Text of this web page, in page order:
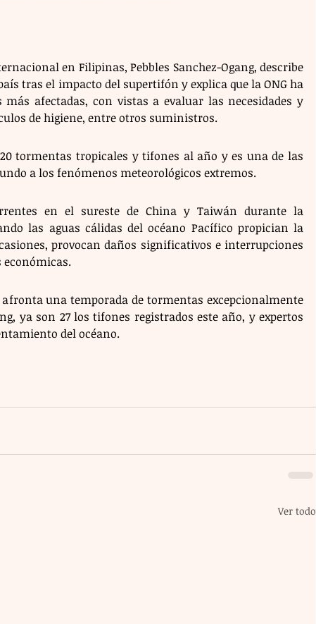
en Filipinas, Pebbles Sanchez-Ogang, describe
tras el impacto del supertifón y explica que la ONG ha
más afectadas, con vistas a evaluar las necesidades y
de higiene, entre otros suministros.
tormentas tropicales y tifones al año y es una de las
a los fenómenos meteorológicos extremos.
en el sureste de China y Taiwán durante la
las aguas cálidas del océano Pacífico propician la
provocan daños significativos e interrupciones
afronta una temporada de tormentas excepcionalmente
ya son 27 los tifones registrados este año, y expertos
del océano.
Ver todo